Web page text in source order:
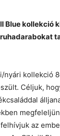
Blue kollekció
nyári kollekció
Céljuk,
az